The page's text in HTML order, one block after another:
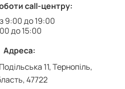
call-центру:
9:00 до 19:00
до 15:00
Адреса:
11, Тернопіль,
47722